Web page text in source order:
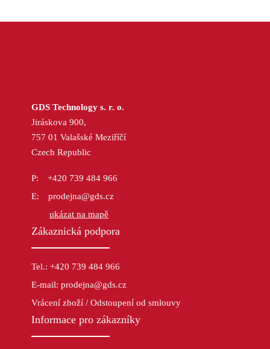
GDS Technology s. r. o.
Jiráskova 900,
757 01 Valašské Meziříčí
Czech Republic
+420 739 484 966
prodejna@gds.cz
ukázat na mapě
Zákaznická podpora
Tel.: +420 739 484 966
E-mail: prodejna@gds.cz
Vrácení zboží / Odstoupení od smlouvy
Informace pro zákazníky